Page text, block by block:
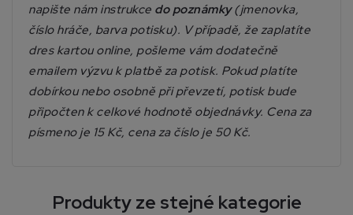
napište nám instrukce do poznámky(jmenovka,
číslo hráče, barva potisku). V případě, že zaplatíte
dres kartou online, pošleme vám dodatečně
emailem výzvu k platbě za potisk. Pokud platíte
dobírkou nebo osobně při převzetí, potisk bude
připočten k celkové hodnotě objednávky. Cena za
písmeno je 15 Kč, cena za číslo je 50 Kč.
Produkty ze stejné kategorie